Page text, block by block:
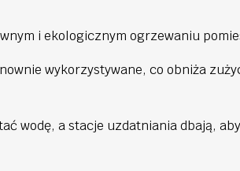
i ekologicznym ogrzewaniu
wykorzystywane, co obniża
wodę, a stacje uzdatniania dbają,